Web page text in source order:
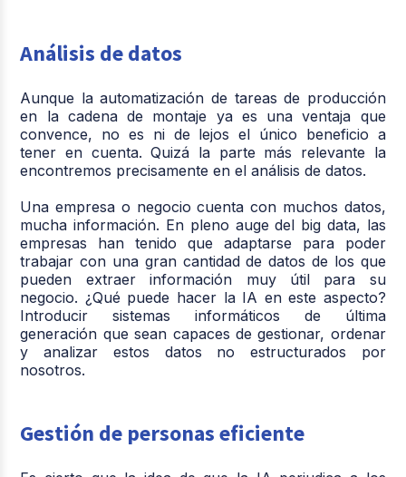
Análisis de datos
Aunque la automatización de tareas de producción
en la cadena de montaje ya es una ventaja que
convence, no es ni de lejos el único beneficio a
tener en cuenta. Quizá la parte más relevante la
encontremos precisamente en el análisis de datos.
Una empresa o negocio cuenta con muchos datos,
mucha información. En pleno auge del big data, las
empresas han tenido que adaptarse para poder
trabajar con una gran cantidad de datos de los que
pueden extraer información muy útil para su
negocio. ¿Qué puede hacer la IA en este aspecto?
Introducir sistemas informáticos de última
generación que sean capaces de gestionar, ordenar
y analizar estos datos no estructurados por
nosotros.
Gestión de personas eficiente